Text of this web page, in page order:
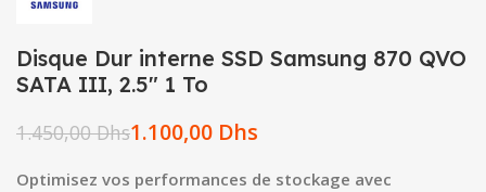
Disque Dur interne SSD Samsung 870 QVO
SATA III, 2.5″ 1 To
1.450,00Dhs1.100,00 Dhs
Optimisez vos performances de stockage avec